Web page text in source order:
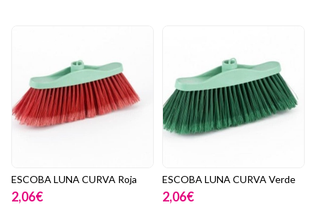
ESCOBA LUNA CURVA Roja
2,06€
ESCOBA LUNA CURVA Verde
2,06€